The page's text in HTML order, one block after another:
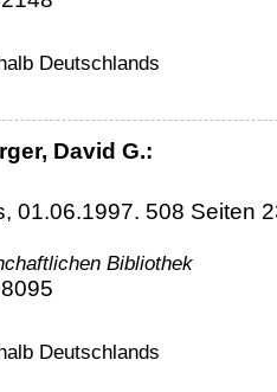
Deutschlands
David G.:
01.06.1997. 508 Seiten
Bibliothek
Deutschlands